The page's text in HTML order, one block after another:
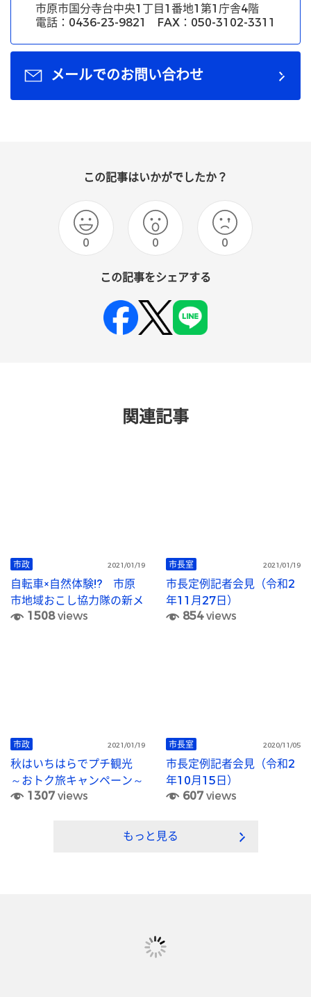
市原市国分寺台中央1丁目1番地1第1庁舎4階
電話：0436-23-9821 FAX：050-3102-3311
メールでのお問い合わせ
この記事はいかがでしたか？
0 0 0
この記事をシェアする
関連記事
市政 2021/01/19
自転車×自然体験!? 市原
市地域おこし協力隊の新メ
ンバー
1508views
市長室 2021/01/19
市長定例記者会見（令和2
年11月27日）
854views
市政 2021/01/19
秋はいちはらでプチ観光
～おトク旅キャンペーン～
1307views
市長室 2020/11/05
市長定例記者会見（令和2
年10月15日）
607views
もっと見る